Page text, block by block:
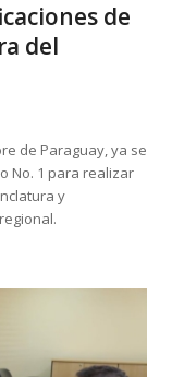
de
del
de Paraguay, ya se
No. 1 para realizar
y